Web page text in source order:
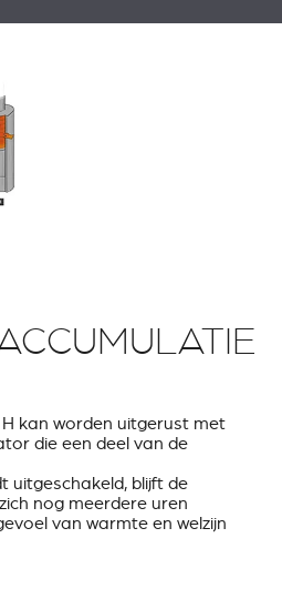
kan worden uitgerust met
die een deel van de
uitgeschakeld, blijft de
nog meerdere uren
van warmte en welzijn